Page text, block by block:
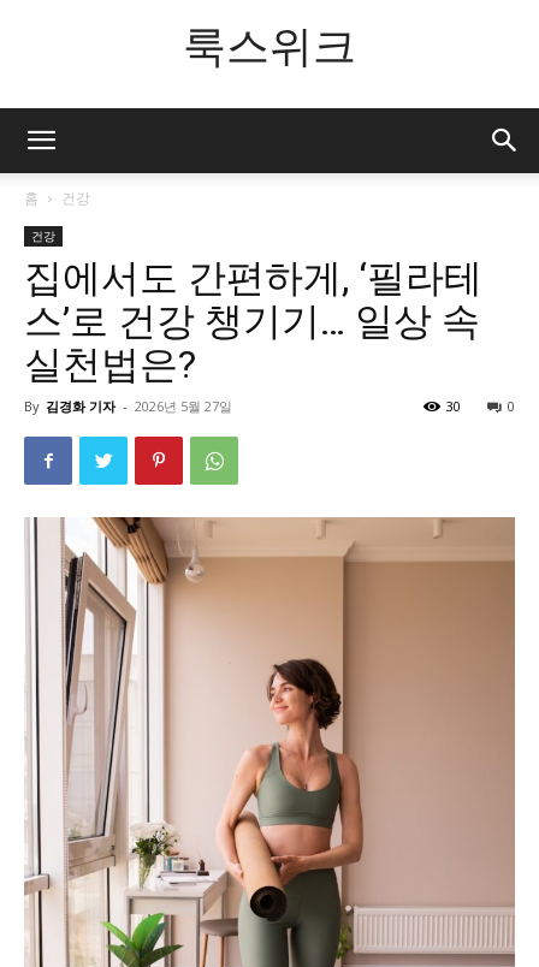
룩스위크
홈 건강
건강
집에서도 간편하게, ‘필라테
스’로 건강 챙기기… 일상 속
실천법은?
By 김경화 기자 - 2026년 5월 27일 0
30